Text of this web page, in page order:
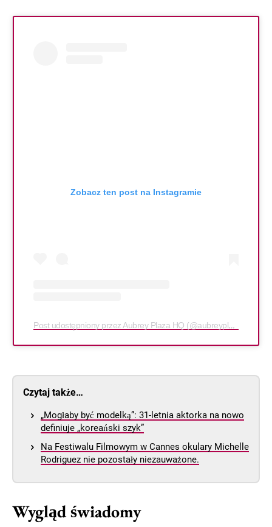
Zobacz ten post na Instagramie
Post udostępniony przez Aubrey Plaza HQ (@aubreyplazahq)
Czytaj także…
„Mogłaby być modelką”: 31-letnia aktorka na nowo
definiuje „koreański szyk”
Na Festiwalu Filmowym w Cannes okulary Michelle
Rodriguez nie pozostały niezauważone.
Wygląd świadomy